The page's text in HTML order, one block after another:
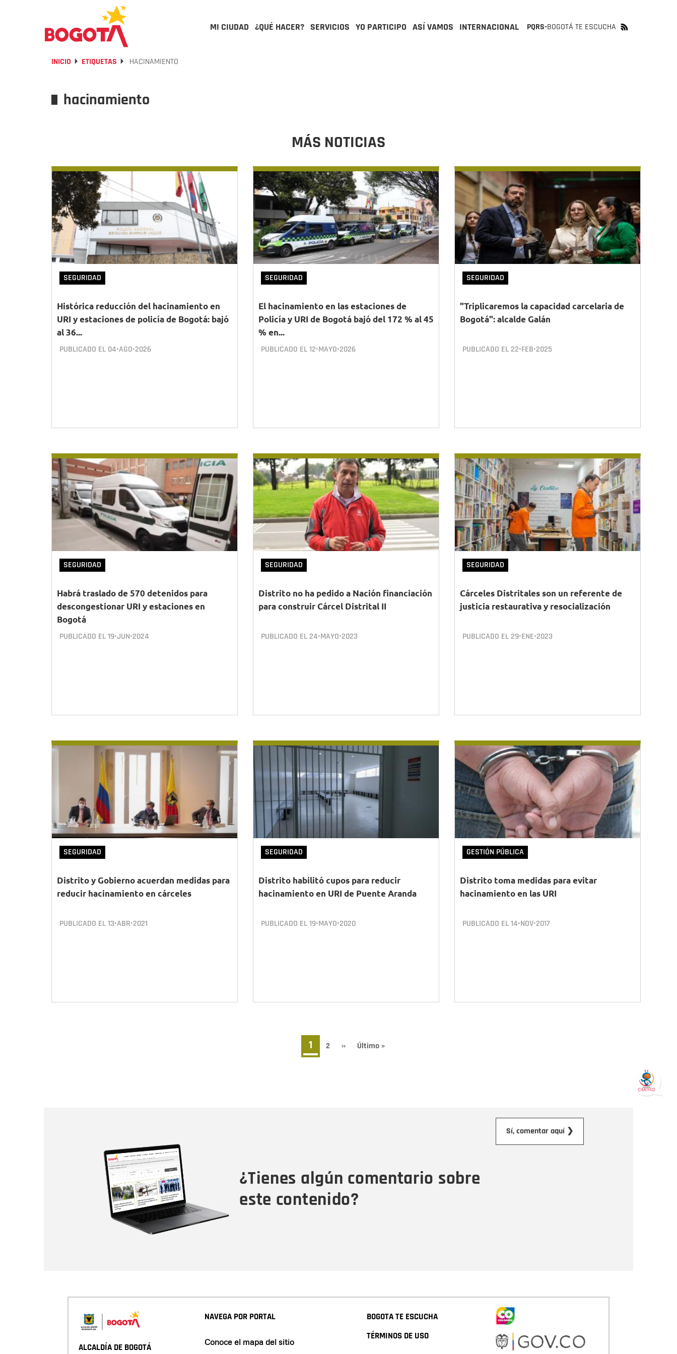
MI CIUDAD ¿QUÉ HACER? SERVICIOS YO PARTICIPO ASÍ VAMOS INTERNACIONAL PQRS-BOGOTÁ TE ESCUCHA
INICIO ETIQUETAS HACINAMIENTO
hacinamiento
MÁS NOTICIAS
SEGURIDAD
Histórica reducción del hacinamiento en
URI y estaciones de policía de Bogotá: bajó
al 36...
PUBLICADO EL 04•AGO•2026
SEGURIDAD
El hacinamiento en las estaciones de
Policía y URI de Bogotá bajó del 172 % al 45
% en...
PUBLICADO EL12•MAYO•2026
SEGURIDAD
"Triplicaremos la capacidad carcelaria de
Bogotá": alcalde Galán
PUBLICADO EL 22•FEB•2025
SEGURIDAD
Habrá traslado de 570 detenidos para
descongestionar URI y estaciones en
Bogotá
PUBLICADO EL19•JUN•2024
SEGURIDAD
Distrito no ha pedido a Nación financiación
para construir Cárcel Distrital II
PUBLICADO EL 24•MAYO•2023
SEGURIDAD
Cárceles Distritales son un referente de
justicia restaurativa y resocialización
PUBLICADO EL 29•ENE•2023
SEGURIDAD
Distrito y Gobierno acuerdan medidas para
reducir hacinamiento en cárceles
PUBLICADO EL13•ABR•2021
SEGURIDAD
Distrito habilitó cupos para reducir
hacinamiento en URI de Puente Aranda
PUBLICADO EL19•MAYO•2020
GESTIÓN PÚBLICA
Distrito toma medidas para evitar
hacinamiento en las URI
PUBLICADO EL14•NOV•2017
Página
actual
1 Page
2
Siguiente
››
Última
Último »
¿Tienes algún comentario sobre
este contenido?
Sí, comentar aquí ❯
ALCALDÍA DE BOGOTÁ
NAVEGA POR PORTAL
Conoce el mapa del sitio
BOGOTA TE ESCUCHA
TÉRMINOS DE USO